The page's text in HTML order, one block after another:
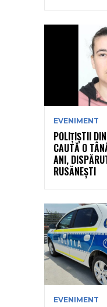
EVENIMENT
POLIȚIȘTII
CAUTĂ O
ANI,
RUSĂNEȘTI
EVENIMENT